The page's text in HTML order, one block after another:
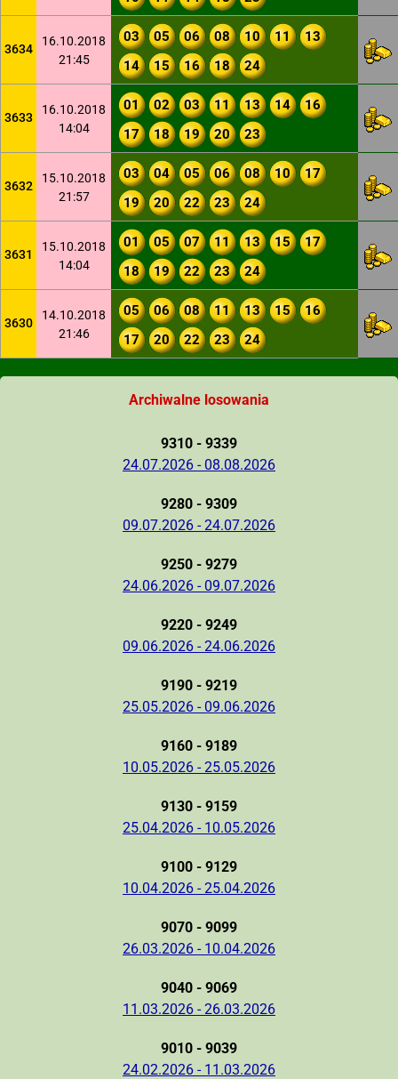
3634
16.10.2018
21:45
03 05 06 08 10 11
13
14
15 16 18 24
3633
16.10.2018
14:04
01 02 03 11 13 14
16
17
18 19 20 23
3632
15.10.2018
21:57
03 04 05 06 08 10
17
19
20 22 23 24
3631
15.10.2018
14:04
01 05 07 11 13 15
17
18
19 22 23 24
3630
14.10.2018
21:46
05 06 08 11 13 15
16
17
20 22 23 24
Archiwalne losowania
9310 - 9339
24.07.2026 - 08.08.2026
9280 - 9309
09.07.2026 - 24.07.2026
9250 - 9279
24.06.2026 - 09.07.2026
9220 - 9249
09.06.2026 - 24.06.2026
9190 - 9219
25.05.2026 - 09.06.2026
9160 - 9189
10.05.2026 - 25.05.2026
9130 - 9159
25.04.2026 - 10.05.2026
9100 - 9129
10.04.2026 - 25.04.2026
9070 - 9099
26.03.2026 - 10.04.2026
9040 - 9069
11.03.2026 - 26.03.2026
9010 - 9039
24.02.2026 - 11.03.2026